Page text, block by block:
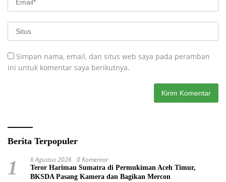
Simpan nama, email, dan situs web saya pada peramban
ini untuk komentar saya berikutnya.
Berita Terpopuler
1 6 Agustus 2026 0 Komentar
Teror Harimau Sumatra di Permukiman Aceh Timur,
BKSDA Pasang Kamera dan Bagikan Mercon